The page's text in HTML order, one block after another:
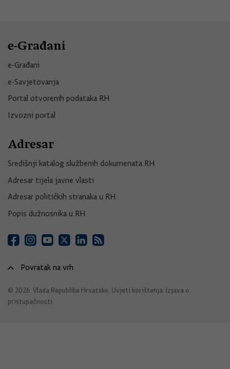
e-Građani
e-Građani
e-Savjetovanja
Portal otvorenih podataka RH
Izvozni portal
Adresar
Središnji katalog službenih dokumenata RH
Adresar tijela javne vlasti
Adresar političkih stranaka u RH
Popis dužnosnika u RH
Povratak na vrh
© 2026. Vlada Republike Hrvatske. Uvjeti korištenja Izjava o
pristupačnosti